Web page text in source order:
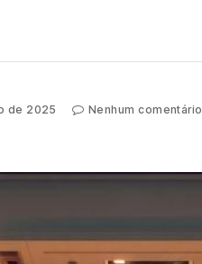
de 2025 Nenhum comentário